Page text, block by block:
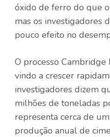
óxido de ferro do que
mas os investigadores
pouco efeito no
O processo
vindo a crescer
investigadores dizem
milhões de toneladas
representa cerca de
produção anual de